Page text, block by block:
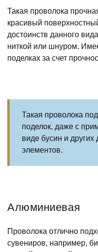
Такая проволока
красивый
достоинств данного
ниткой или шнуром.
поделках за счет
Такая проволока
поделок, даже с
виде бусин и
элементов.
Алюминиевая
Проволока отлично
сувениров, например,